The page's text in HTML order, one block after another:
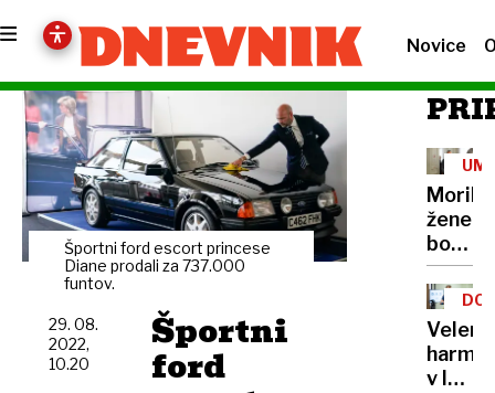
Novice
Športni ford escort princese
Diane prodali za 737.000
funtov.
Športni
ford
29. 08.
2022,
10.20
žene
bo
sedel
21
let
v lov